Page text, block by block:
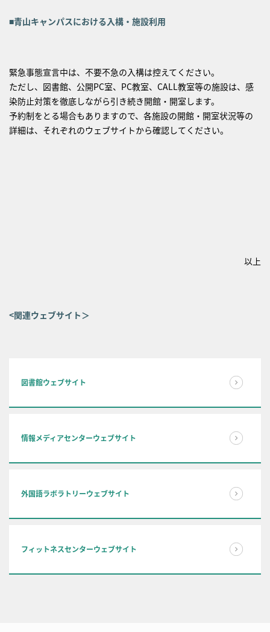
■青山キャンパスにおける入構・施設利用
緊急事態宣言中は、不要不急の入構は控えてください。
ただし、図書館、公開PC室、PC教室、CALL教室等の施設は、感
染防止対策を徹底しながら引き続き開館・開室します。
予約制をとる場合もありますので、各施設の開館・開室状況等の
詳細は、それぞれのウェブサイトから確認してください。
以上
<関連ウェブサイト＞
図書館ウェブサイト
情報メディアセンターウェブサイト
外国語ラボラトリーウェブサイト
フィットネスセンターウェブサイト